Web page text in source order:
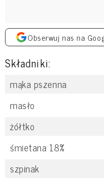
Obserwuj nas na
Składniki:
mąka pszenna
masło
żółtko
śmietana 18%
szpinak